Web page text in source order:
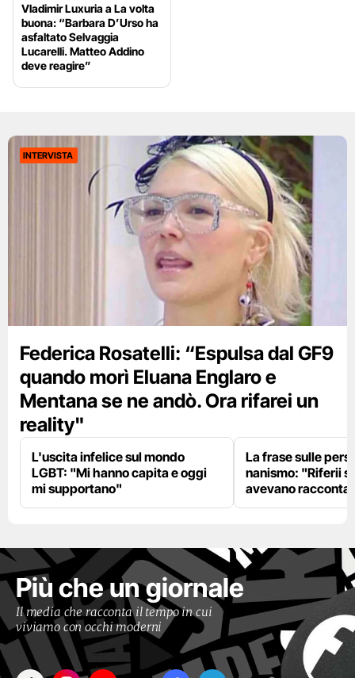
Vladimir Luxuria a La volta
buona: “Barbara D’Urso ha
asfaltato Selvaggia
Lucarelli. Matteo Addino
deve reagire”
INTERVISTA
Federica Rosatelli: “Espulsa dal GF9
quando morì Eluana Englaro e
Mentana se ne andò. Ora rifarei un
reality"
L'uscita infelice sul mondo
LGBT: "Mi hanno capita e oggi
mi supportano"
La frase sulle
nanismo: "Riferii
avevano
Più che un giornale
Il media che racconta il tempo in cui
viviamo con occhi moderni